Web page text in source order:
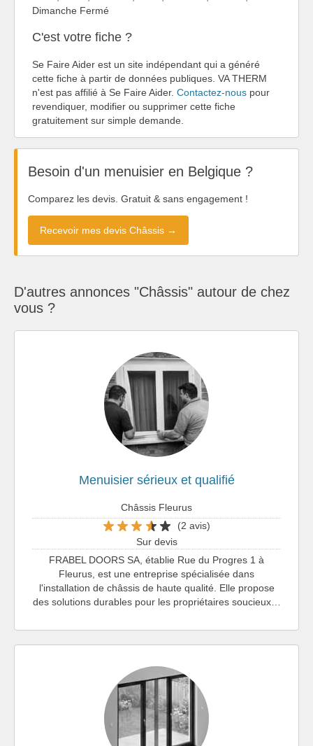
Dimanche Fermé
C'est votre fiche ?
Se Faire Aider est un site indépendant qui a généré
cette fiche à partir de données publiques. VA THERM
n'est pas affilié à Se Faire Aider. Contactez-nous pour
revendiquer, modifier ou supprimer cette fiche
gratuitement sur simple demande.
Besoin d'un menuisier en Belgique ?
Comparez les devis. Gratuit & sans engagement !
Recevoir mes devis Châssis →
D'autres annonces "Châssis" autour de chez
vous ?
Menuisier sérieux et qualifié
Châssis Fleurus
(2 avis)
Sur devis
FRABEL DOORS SA, établie Rue du Progres 1 à
Fleurus, est une entreprise spécialisée dans
l'installation de châssis de haute qualité. Elle propose
des solutions durables pour les propriétaires soucieux…